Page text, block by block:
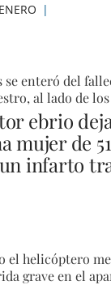
se enteró del
al lado de
ebrio
mujer de
infarto
el helicóptero
grave en el